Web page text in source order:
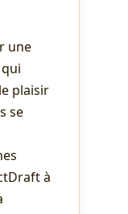
une
plaisir
se
à